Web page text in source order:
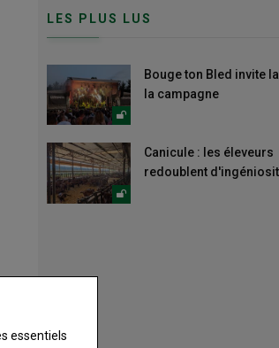
LES PLUS LUS
Bouge ton Bled invite
la campagne
Canicule : les éleveurs
redoublent
essentiels